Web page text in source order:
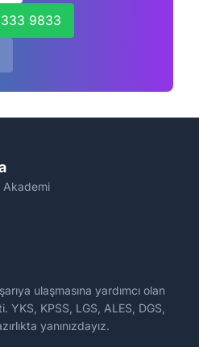
9833
Akademi
ulaşmasına yardımcı olan
KPSS, LGS, ALES, DGS,
yanınızdayız.